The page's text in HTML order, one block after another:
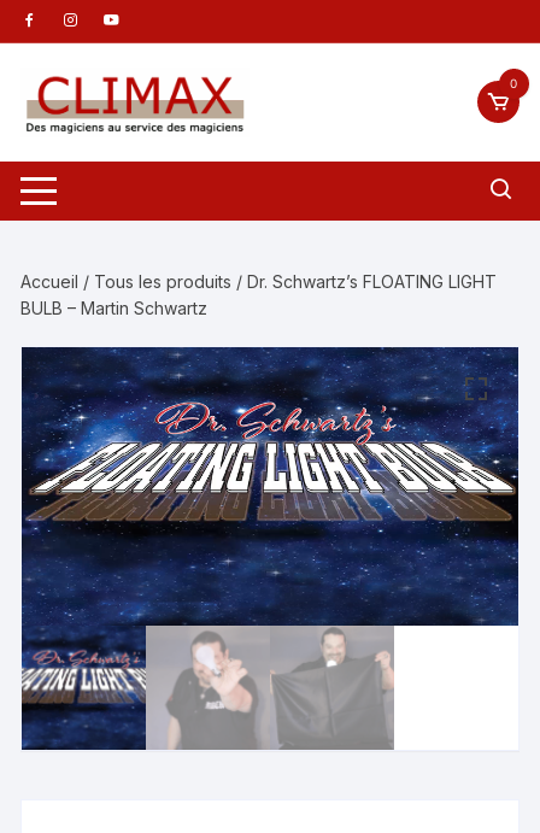
Aller
au
contenu
0
Accueil / Tous les produits / Dr. Schwartz’s FLOATING LIGHT
BULB – Martin Schwartz